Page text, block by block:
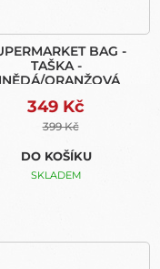
BAG -
TAŠKA -
ORANŽOVÁ
349 Kč
399 Kč
DO KOŠÍKU
SKLADEM